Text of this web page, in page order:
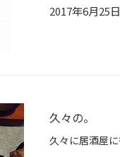
2017年6月25日
久々の。